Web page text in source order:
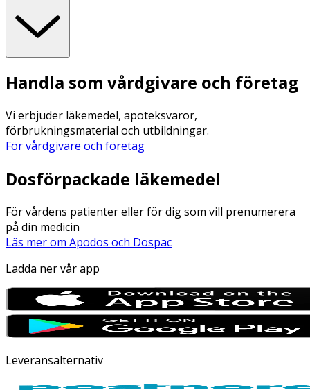
Handla som vårdgivare och företag
Vi erbjuder läkemedel, apoteksvaror,
förbrukningsmaterial och utbildningar.
För vårdgivare och företag
Dosförpackade läkemedel
För vårdens patienter eller för dig som vill prenumerera
på din medicin
Läs mer om Apodos och Dospac
Ladda ner vår app
Leveransalternativ